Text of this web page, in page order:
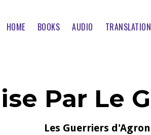
HOME BOOKS AUDIO
Par Le
Les Guerriers d'Agron